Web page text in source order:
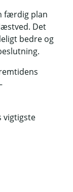
færdig plan
Det
bedre og
vigtigste